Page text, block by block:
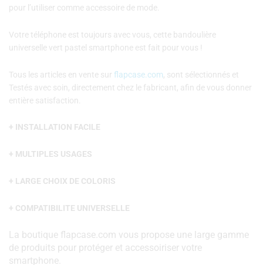
pour l’utiliser comme accessoire de mode.
Votre téléphone est toujours avec vous, cette bandoulière
universelle vert pastel smartphone est fait pour vous !
Tous les articles en vente sur flapcase.com, sont sélectionnés et
Testés avec soin, directement chez le fabricant, afin de vous donner
entière satisfaction.
+ INSTALLATION FACILE
+ MULTIPLES USAGES
+ LARGE CHOIX DE COLORIS
+ COMPATIBILITE UNIVERSELLE
La boutique flapcase.com vous propose une large gamme
de produits pour protéger et accessoiriser votre
smartphone.